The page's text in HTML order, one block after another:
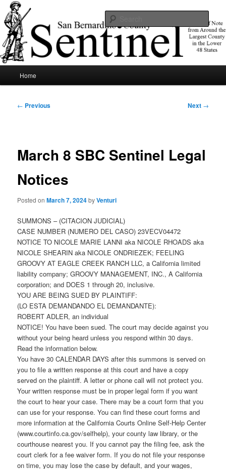
Skip
to
primary
contentSBCSentinel
News of note from around the largest county in the lower 48 states.
Home
Post
← Previous Next →
March 8 SBC Sentinel Legal
Notices
Posted onMarch 7, 2024byVenturi
SUMMONS – (CITACION JUDICIAL)
CASE NUMBER (NUMERO DEL CASO) 23VECV04472
NOTICE TO NICOLE MARIE LANNI aka NICOLE RHOADS aka
NICOLE SHEARIN aka NICOLE ONDRIEZEK; FEELING
GROOVY AT EAGLE CREEK RANCH LLC, a California limited
liability company; GROOVY MANAGEMENT, INC., A California
corporation; and DOES 1 through 20, inclusive.
YOU ARE BEING SUED BY PLAINTIFF:
(LO ESTA DEMANDANDO EL DEMANDANTE):
ROBERT ADLER, an individual
NOTICE! You have been sued. The court may decide against you
without your being heard unless you respond within 30 days.
Read the information below.
You have 30 CALENDAR DAYS after this summons is served on
you to file a written response at this court and have a copy
served on the plaintiff. A letter or phone call will not protect you.
Your written response must be in proper legal form if you want
the court to hear your case. There may be a court form that you
can use for your response. You can find these court forms and
more information at the California Courts Online Self-Help Center
(www.courtinfo.ca.gov/selfhelp), your county law library, or the
courthouse nearest you. If you cannot pay the filing fee, ask the
court clerk for a fee waiver form. If you do not file your response
on time, you may lose the case by default, and your wages,